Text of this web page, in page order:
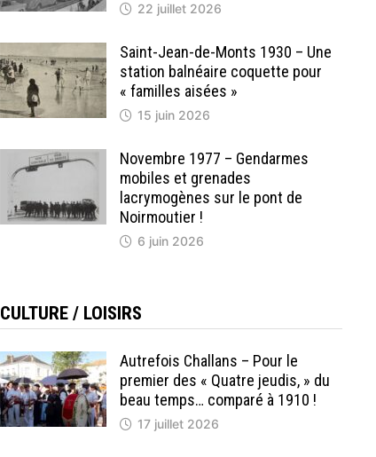
22 juillet 2026
Saint-Jean-de-Monts 1930 – Une
station balnéaire coquette pour
« familles aisées »
15 juin 2026
Novembre 1977 – Gendarmes
mobiles et grenades
lacrymogènes sur le pont de
Noirmoutier !
6 juin 2026
CULTURE / LOISIRS
Autrefois Challans – Pour le
premier des « Quatre jeudis, » du
beau temps… comparé à 1910 !
17 juillet 2026